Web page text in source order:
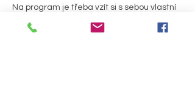
Na program je třeba vzít si s sebou vlastní
šamanský buben. Pokud jej ještě nemáte,
můžeme vám šamanský buben zapůjčit.